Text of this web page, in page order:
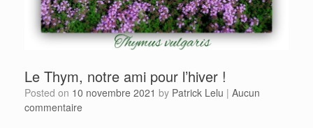
Le Thym, notre ami pour l’hiver !
Posted on 10 novembre 2021 by Patrick Lelu | Aucun
commentaire